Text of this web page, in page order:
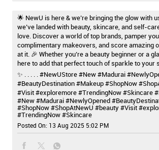
#Visit #exploremore #TrendingNow #Skincare
#New #Madurai #NewlyOpened
#ShopNow#ShopAtNewU#beauty#Visit
#TrendingNow #Skincare
Posted On:13 Aug 2025 5:02 PM
This Independence Day, it’s time to glow in the
🇮🇳✨ At NewU, we’re celebrating with up to 50%
favourite beauty brands & that’s not all! Enjoy an
when you shop via the @districtupdates App. 💖
must-haves to skincare essentials, your glam
patriotic upgrade. Offer valid till 17th August —